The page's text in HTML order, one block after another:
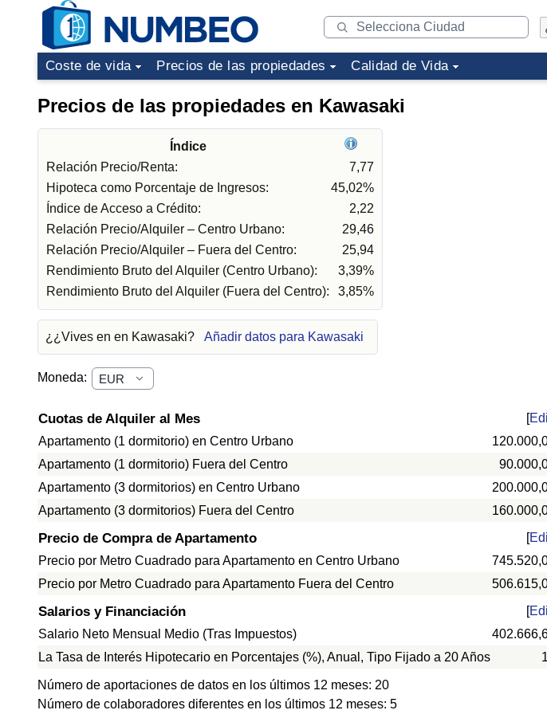
Coste de vida Precios de las propiedades Calidad de Vida
Precios de las propiedades en Kawasaki
Índice
Relación Precio/Renta:
7,77
Hipoteca como Porcentaje de Ingresos:
45,02%
Índice de Acceso a Crédito:
2,22
Relación Precio/Alquiler – Centro Urbano:
29,46
Relación Precio/Alquiler – Fuera del Centro:
25,94
Rendimiento Bruto del Alquiler (Centro Urbano):
3,39%
Rendimiento Bruto del Alquiler (Fuera del Centro):
3,85%
¿¿Vives en en Kawasaki? Añadir datos para Kawasaki
Moneda:
Cuotas de Alquiler al Mes [
Apartamento (1 dormitorio) en Centro Urbano
Apartamento (1 dormitorio) Fuera del Centro
Apartamento (3 dormitorios) en Centro Urbano
Apartamento (3 dormitorios) Fuera del Centro
Precio de Compra de Apartamento [
Precio por Metro Cuadrado para Apartamento en Centro Urbano
Precio por Metro Cuadrado para Apartamento Fuera del Centro
Salarios y Financiación [
Salario Neto Mensual Medio (Tras Impuestos)
La Tasa de Interés Hipotecario en Porcentajes (%), Anual, Tipo Fijado a 20 Años
Número de aportaciones de datos en los últimos 12 meses: 20
Número de colaboradores diferentes en los últimos 12 meses: 5